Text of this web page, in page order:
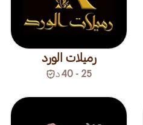
رميلات الورد
25 - 40 د